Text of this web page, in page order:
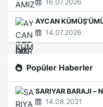
16.07.2026
AYCAN
14.07.2026
Popüler Haberler
SARIYAR BARAJI –
14.08.2021